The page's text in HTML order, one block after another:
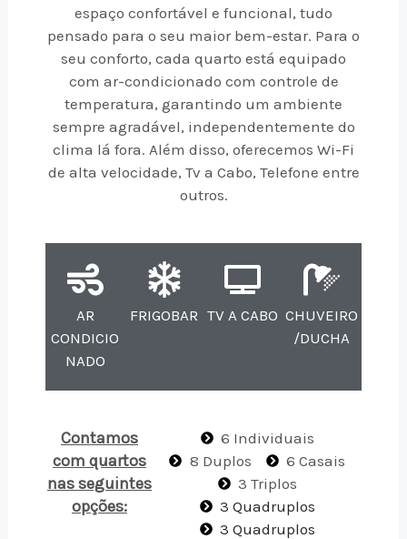
espaço confortável e funcional, tudo
pensado para o seu maior bem-estar. Para o
seu conforto, cada quarto está equipado
com ar-condicionado com controle de
temperatura, garantindo um ambiente
sempre agradável, independentemente do
clima lá fora. Além disso, oferecemos Wi-Fi
de alta velocidade, Tv a Cabo, Telefone entre
outros.
AR
CONDICIO
NADO
FRIGOBAR TV A CABO CHUVEIRO
/DUCHA
Contamos
com quartos
nas seguintes
opções:
6 Individuais
8 Duplos
6 Casais
3 Triplos
3 Quadruplos
3 Quadruplos